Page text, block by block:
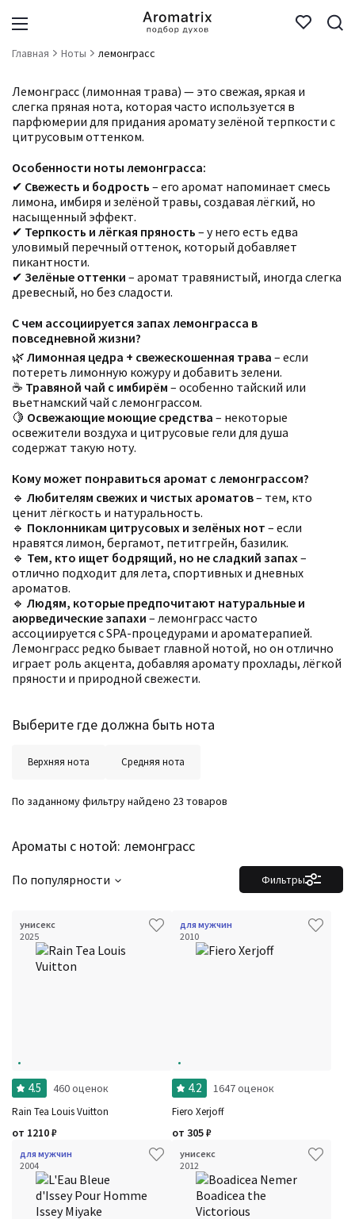
Главная Ноты лемонграсс
Лемонграсс (лимонная трава) — это свежая, яркая и
слегка пряная нота, которая часто используется в
парфюмерии для придания аромату зелёной терпкости с
цитрусовым оттенком.
Особенности ноты лемонграсса:
✔ Свежесть и бодрость – его аромат напоминает смесь
лимона, имбиря и зелёной травы, создавая лёгкий, но
насыщенный эффект.
✔ Терпкость и лёгкая пряность – у него есть едва
уловимый перечный оттенок, который добавляет
пикантности.
✔ Зелёные оттенки – аромат травянистый, иногда слегка
древесный, но без сладости.
С чем ассоциируется запах лемонграсса в
повседневной жизни?
🌿 Лимонная цедра + свежескошенная трава – если
потереть лимонную кожуру и добавить зелени.
☕ Травяной чай с имбирём – особенно тайский или
вьетнамский чай с лемонграссом.
🍋 Освежающие моющие средства – некоторые
освежители воздуха и цитрусовые гели для душа
содержат такую ноту.
Кому может понравиться аромат с лемонграссом?
🔹 Любителям свежих и чистых ароматов– тем, кто
ценит лёгкость и натуральность.
🔹 Поклонникам цитрусовых и зелёных нот – если
нравятся лимон, бергамот, петитгрейн, базилик.
🔹 Тем, кто ищет бодрящий, но не сладкий запах–
отлично подходит для лета, спортивных и дневных
ароматов.
🔹 Людям, которые предпочитают натуральные и
аюрведические запахи – лемонграсс часто
ассоциируется с SPA-процедурами и ароматерапией.
Лемонграсс редко бывает главной нотой, но он отлично
играет роль акцента, добавляя аромату прохлады, лёгкой
пряности и природной свежести.
Выберите где должна быть нота
Верхняя нота Средняя нота
Ароматы с нотой: лемонграсс
По заданному фильтру найдено 23 товаров
Фильтры
По популярности
унисекс
2025
4.5 460 оценок
Rain Tea Louis Vuitton
от 1210₽
для мужчин
2010
4.2 1647 оценок
Fiero Xerjoff
от 305₽
для мужчин
2004
унисекс
2012